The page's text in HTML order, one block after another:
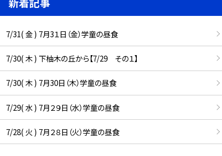
7/31( 金 ) 7月3１日（金）学童の昼食
7/30( 木 ) 下柚木の丘から【7/29 その１】
7/30( 木 ) 7月30日（木）学童の昼食
7/29( 水 ) 7月２９日（水）学童の昼食
7/28( 火 ) 7月２８日（火）学童の昼食